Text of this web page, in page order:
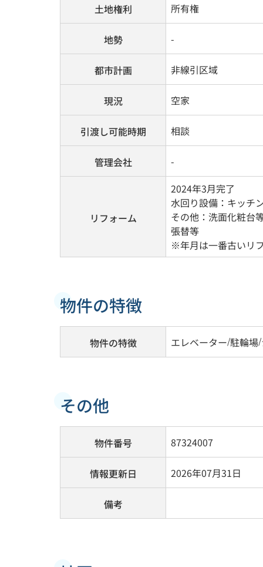
土地権利 所有権
地勢 -
都市計画 非線引区域
現況 空家
引渡し可能時期 相談
管理会社 -
リフォーム
2024年3月完了
水回り設備：キッチ
その他：洗面化粧台
張替等
※年月は一番古いリ
物件の特徴
物件の特徴 エレベーター/駐輪場/
その他
物件番号 87324007
情報更新日 2026年07月31日
備考